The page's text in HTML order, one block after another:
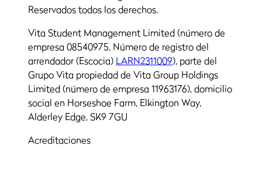
Reservados todos los derechos.
Vita Student Management Limited (número de
empresa 08540975, Número de registro del
arrendador (Escocia) LARN2311009), parte del
Grupo Vita propiedad de Vita Group Holdings
Limited (número de empresa 11963176), domicilio
social en Horseshoe Farm, Elkington Way,
Alderley Edge, SK9 7GU
Acreditaciones